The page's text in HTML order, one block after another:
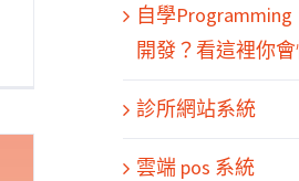
自學
開發？看這裡你
診所網站系統
雲端 pos 系統